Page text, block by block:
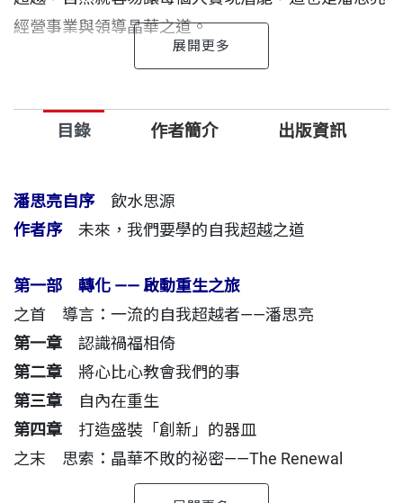
經營事業與領導晶華之道。
靈魂，把命運給的起伏境遇，化為哲理的美妙頌歌。
他也從危機中頓悟經營企業與人生的意義──以人為
的昇華哲學，是一種無為的款待精神，亦是成就晶華
的菁華。
「人會進步與成長，當學習到某個境遇所帶來的生命
功課，就會發現改變自己的思維與心態，處境會隨之
相對產生變化。在這轉變的過程中，唯有安住心，才
能堅持下去。一個安心的人能夠覺知命運的途轍，相
信每個發生自有意義，不會白白浪費危機，牢抓改變
的時機。」
目錄 作者簡介 出版資訊
潘思亮自序飲水思源
作者序未來，我們要學的自我超越之道
第一部 轉化 —— 啟動重生之旅
之首 導言：一流的自我超越者——潘思亮
第一章 認識禍福相倚
第二章 將心比心教會我們的事
第三章 自內在重生
第四章 打造盛裝「創新」的器皿
之末 思索：晶華不敗的祕密——The Renewal